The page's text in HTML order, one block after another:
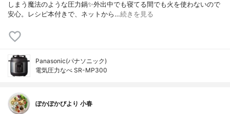
しまう魔法のような圧力鍋✨外出中でも寝てる間でも火を使わないので
安心。レシピ本付きで、ネットから…続きを見る
Panasonic(パナソニック)
電気圧力なべ SR-MP300
ぽかぽかびより 小春